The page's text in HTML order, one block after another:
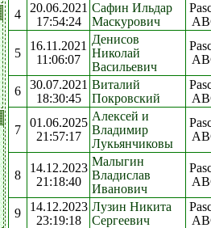
4
20.06.2021
17:54:24
Сафин Ильдар
Маскурович
5
16.11.2021
11:06:07
Денисов
Николай
Васильевич
6
30.07.2021
18:30:45
Виталий
Покровский
7
01.06.2025
21:57:17
Алексей и
Владимир
Лукьянчиковы
8
14.12.2023
21:18:40
Малыгин
Владислав
Иванович
9
14.12.2023
23:19:18
Лузин Никита
Сергеевич